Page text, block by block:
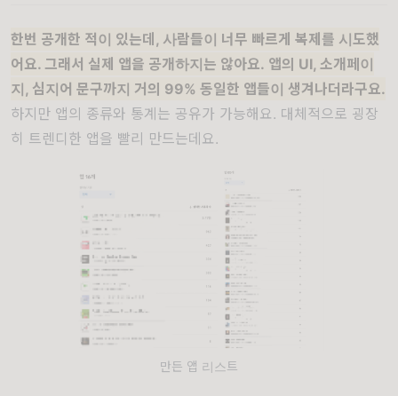
한번 공개한 적이 있는데, 사람들이 너무 빠르게 복제를 시도했
어요. 그래서 실제 앱을 공개하지는 않아요. 앱의 UI, 소개페이
지, 심지어 문구까지 거의 99% 동일한 앱들이 생겨나더라구요.
하지만 앱의 종류와 통계는 공유가 가능해요. 대체적으로 굉장
히 트렌디한 앱을 빨리 만드는데요.
만든 앱 리스트